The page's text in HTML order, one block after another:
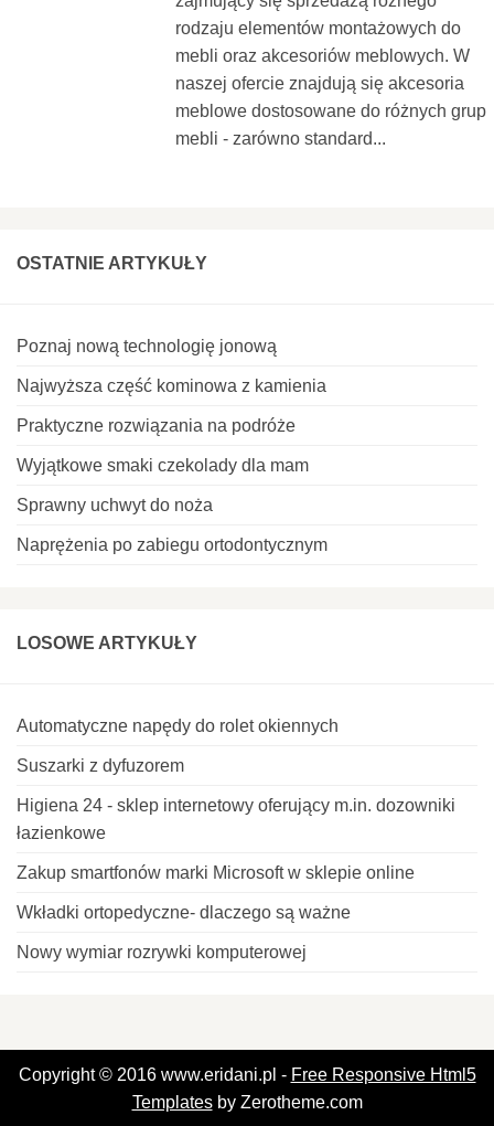
rodzaju elementów montażowych do
mebli oraz akcesoriów meblowych. W
naszej ofercie znajdują się akcesoria
meblowe dostosowane do różnych grup
mebli - zarówno standard...
OSTATNIE ARTYKUŁY
Poznaj nową technologię jonową
Najwyższa część kominowa z kamienia
Praktyczne rozwiązania na podróże
Wyjątkowe smaki czekolady dla mam
Sprawny uchwyt do noża
Naprężenia po zabiegu ortodontycznym
LOSOWE ARTYKUŁY
Automatyczne napędy do rolet okiennych
Suszarki z dyfuzorem
Higiena 24 - sklep internetowy oferujący m.in. dozowniki
łazienkowe
Zakup smartfonów marki Microsoft w sklepie online
Wkładki ortopedyczne- dlaczego są ważne
Nowy wymiar rozrywki komputerowej
Copyright © 2016 www.eridani.pl - Free Responsive Html5
Templatesby Zerotheme.com